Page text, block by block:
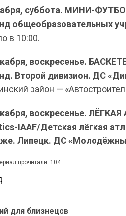
суббота. МИНИ-
общеобразовательных
в 10:00.
воскресенье.
Второй дивизион. ДС
район —
воскресенье.
IAAF/Детская лёгкая
Липецк. ДС
прочитали: 104
для близнецов